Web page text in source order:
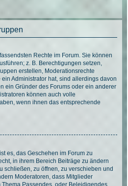
Rechte im Forum. Sie können
z. B. Berechtigungen setzen,
erstellen, Moderationsrechte
Administrator hat, sind allerdings davon
ein Gründer des Forums oder ein anderer
können auch volle
wenn ihnen das entsprechende
es, das Geschehen im Forum zu
in ihrem Bereich Beiträge zu ändern
schließen, zu öffnen, zu verschieben und
Moderatoren, dass Mitglieder
Thema Passendes, oder Beleidigendes